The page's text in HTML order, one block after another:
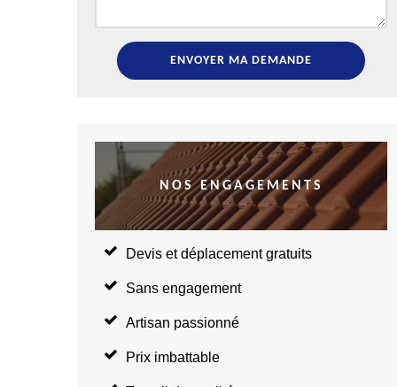
NOS ENGAGEMENTS
Devis et déplacement gratuits
Sans engagement
Artisan passionné
Prix imbattable